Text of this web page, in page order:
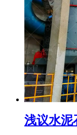
浅议水泥